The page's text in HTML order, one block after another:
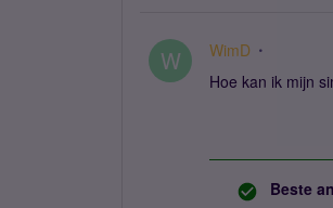
W
WimD
Hoe kan ik mijn
Beste